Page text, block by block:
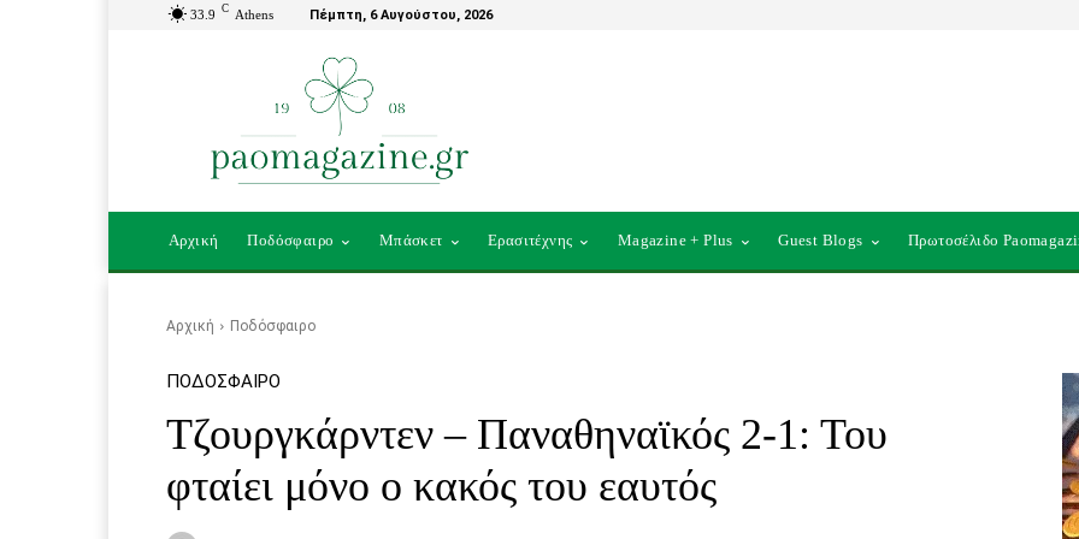
33.9 C Athens Πέμπτη, 6 Αυγούστου, 2026
Αρχική Ποδόσφαιρο Μπάσκετ Ερασιτέχνης Magazine + Plus Guest Blogs Πρωτοσέλιδο
Αρχική Ποδόσφαιρο
ΠΟΔΌΣΦΑΙΡΟ
Τζουργκάρντεν – Παναθηναϊκός 2-1: Του
φταίει μόνο ο κακός του εαυτός